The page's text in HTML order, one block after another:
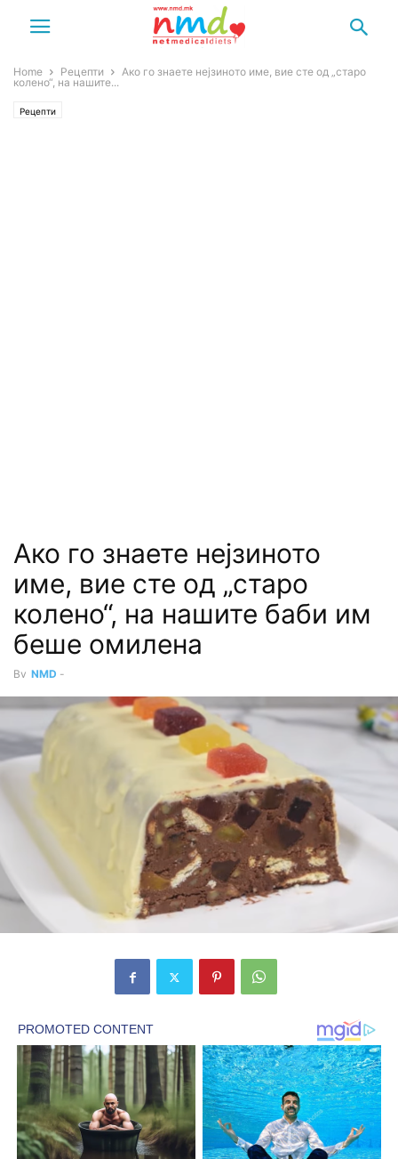
Home Рецепти
Ако го знаете нејзиното име, вие сте од „старо
колено“, на нашите...
Рецепти
Ако го знаете нејзиното
име, вие сте од „старо
колено“, на нашите баби им
беше омилена
By NMD -